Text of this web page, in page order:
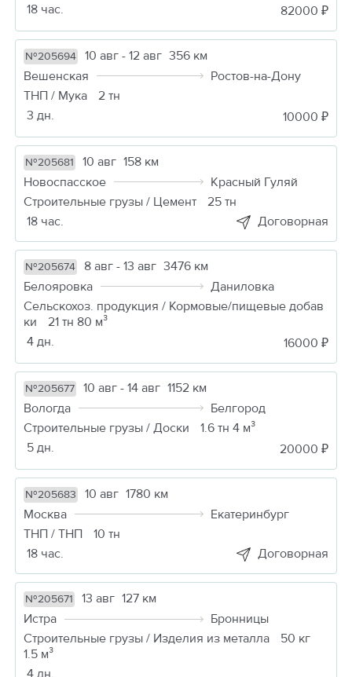
18 час.
82000 ₽
№205694 10 авг - 12 авг 356 км
Вешенская
Ростов-на-Дону
ТНП / Мука
2 тн
3 дн.
10000 ₽
№205681 10 авг 158 км
Новоспасское
Красный Гуляй
Строительные грузы / Цемент
25 тн
18 час.
Договорная
№205674 8 авг - 13 авг 3476 км
Белояровка
Даниловка
Сельскохоз. продукция / Кормовые/пищевые добав
ки
21 тн 80 м³
4 дн.
16000 ₽
№205677 10 авг - 14 авг 1152 км
Вологда
Белгород
Строительные грузы / Доски
1.6 тн 4 м³
5 дн.
20000 ₽
№205683 10 авг 1780 км
Москва
Екатеринбург
ТНП / ТНП
10 тн
18 час.
Договорная
№205671 13 авг 127 км
Истра
Бронницы
Строительные грузы / Изделия из металла
50 кг
1.5 м³